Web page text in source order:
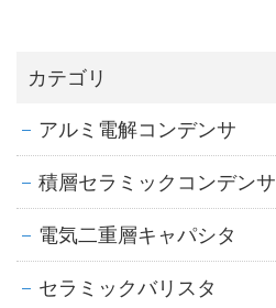
カテゴリ
アルミ電解コンデンサ
積層セラミックコンデンサ
電気二重層キャパシタ
セラミックバリスタ